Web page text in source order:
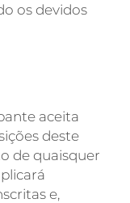
os devidos
aceita
deste
de quaisquer
e,